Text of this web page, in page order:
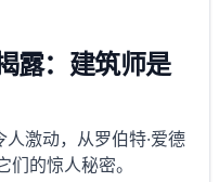
露：建筑师是
激动，从罗伯特·爱德
们的惊人秘密。